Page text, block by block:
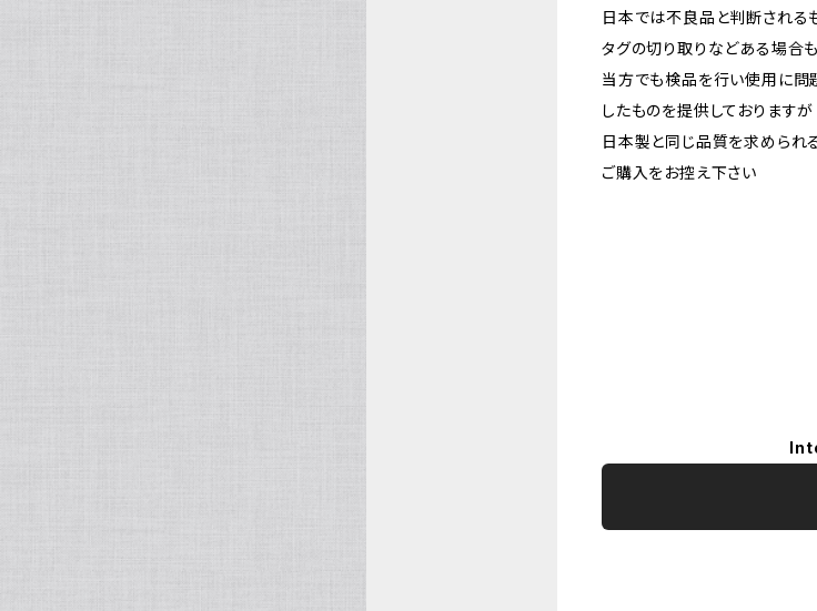
日本では不良品と判断される
タグの切り取りなどある場合も
当方でも検品を行い使用に問
したものを提供しておりますが
日本製と同じ品質を求められ
ご購入をお控え下さい